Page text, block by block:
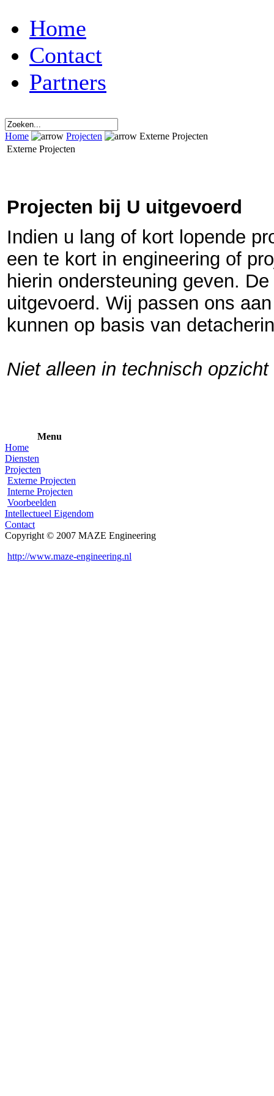
Home
Contact
Partners
Home Projecten
Externe Projecten
Externe Projecten
Projecten bij U uitgevoerd
Indien u lang of kort lopende
een te kort in engineering of
hierin ondersteuning geven.
uitgevoerd. Wij passen ons
kunnen op basis van
Niet alleen in technisch
Menu
Home
Diensten
Projecten
Externe Projecten
Interne Projecten
Voorbeelden
Intellectueel Eigendom
Contact
Copyright © 2007 MAZE Engineering
http://www.maze-engineering.nl